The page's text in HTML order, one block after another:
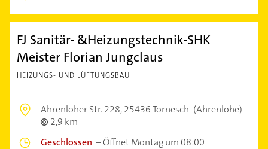
FJ Sanitär- &Heizungstechnik-SHK
Meister Florian Jungclaus
HEIZUNGS- UND LÜFTUNGSBAU
Ahrenloher Str. 228,25436 Tornesch (Ahrenlohe)
2,9 km
Geschlossen –Öffnet Montag um 08:00